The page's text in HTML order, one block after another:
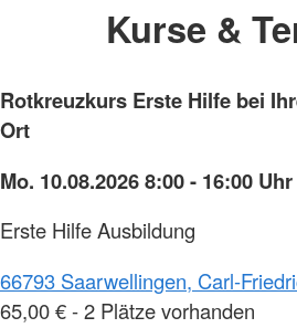
Kurse &
Rotkreuzkurs Erste Hilfe bei
Ort
Mo. 10.08.2026 8:00 - 16:00 Uhr
Erste Hilfe Ausbildung
66793 Saarwellingen, Carl-
65,00 € - 2 Plätze vorhanden